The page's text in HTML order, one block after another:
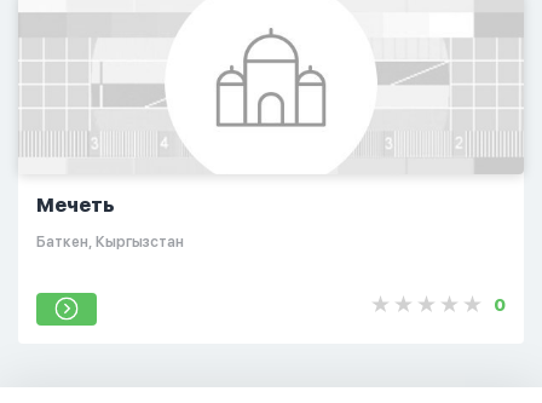
Мечеть
Баткен, Кыргызстан
0